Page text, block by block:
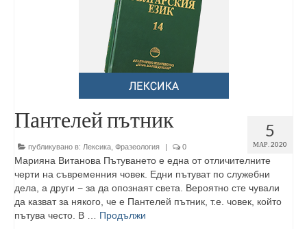
5
МАР. 2020
Пантелей пътник
публикувано в: Лексика Фразеология | 0
Марияна Витанова Пътуването е една от отличителните
черти на съвременния човек. Едни пътуват по служебни
дела, а други − за да опознаят света. Вероятно сте чували
да казват за някого, че е Пантелей пътник, т.е. човек, който
пътува често. В … Продължи